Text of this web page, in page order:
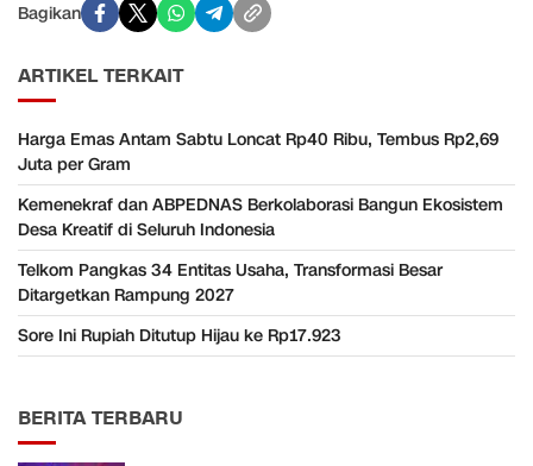
Bagikan
ARTIKEL TERKAIT
Harga Emas Antam Sabtu Loncat Rp40 Ribu, Tembus Rp2,69
Juta per Gram
Kemenekraf dan ABPEDNAS Berkolaborasi Bangun Ekosistem
Desa Kreatif di Seluruh Indonesia
Telkom Pangkas 34 Entitas Usaha, Transformasi Besar
Ditargetkan Rampung 2027
Sore Ini Rupiah Ditutup Hijau ke Rp17.923
BERITA TERBARU